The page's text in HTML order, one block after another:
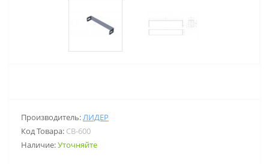
Производитель:ЛИДЕР
Код Товара: СВ-600
Наличие:Уточняйте